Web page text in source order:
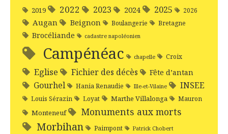
2019 2022 2023 2024 2025 2026
Augan Beignon Boulangerie Bretagne
Brocéliande cadastre napoléonien
Campénéac chapelle Croix
Eglise Fichier des décès Fête d’antan
Gourhel Hania Renaudie Ille-et-Vilaine INSEE
Louis Sérazin Loyat Marthe Villalonga Mauron
Monteneuf Monuments aux morts
Morbihan Paimpont Patrick Chobert